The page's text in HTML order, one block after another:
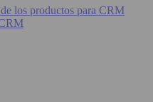
los productos para CRM